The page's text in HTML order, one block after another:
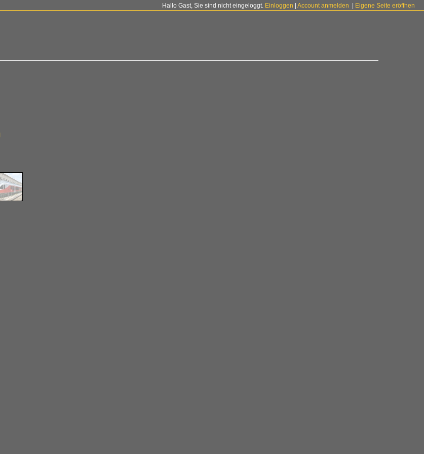
Hallo Gast, Sie sind nicht eingeloggt. Einloggen Account anmelden Eigene Seite eröffnen